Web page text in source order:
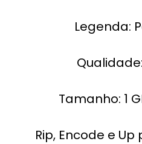
Legenda:
Tamanho: 1
Rip, Encode e Up